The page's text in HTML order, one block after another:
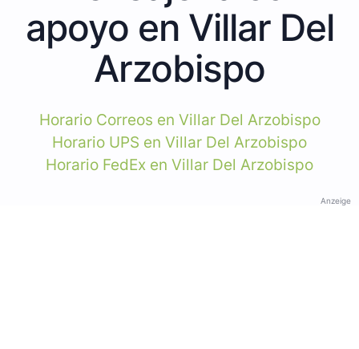
apoyo en Villar Del
Arzobispo
Horario Correos en Villar Del Arzobispo
Horario UPS en Villar Del Arzobispo
Horario FedEx en Villar Del Arzobispo
Anzeige